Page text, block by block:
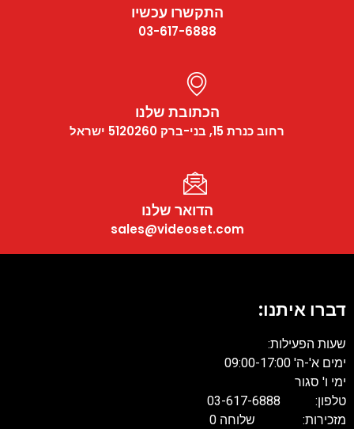
התקשרו עכשיו
03-617-6888
הכתובת שלנו
רחוב כנרת 15, בני-ברק 5120260 ישראל
הדואר שלנו
sales@videoset.com
דברו איתנו:
שעות הפעילות:
ימים א'-ה' 09:00-17:00
ימי ו' סגור
טלפון: 03-617-6888
מזכירות: שלוחה 0